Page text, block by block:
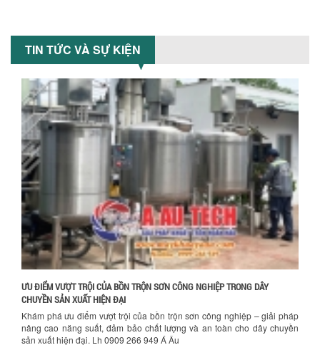
TIN TỨC VÀ SỰ KIỆN
ƯU ĐIỂM VƯỢT TRỘI CỦA BỒN TRỘN SƠN CÔNG NGHIỆP TRONG DÂY
CHUYỀN SẢN XUẤT HIỆN ĐẠI
Khám phá ưu điểm vượt trội của bồn trộn sơn công nghiệp – giải pháp
nâng cao năng suất, đảm bảo chất lượng và an toàn cho dây chuyền
sản xuất hiện đại. Lh 0909 266 949 Á Âu
trộn các loại bột khô trong các ngành...
VÌ SAO DOANH NGHIỆP NÊN CHỌN MÁY
NGHIỀN MÀU SƠN Á ÂU?
Khám phá lý do doanh nghiệp nên
chọn máy nghiền màu sơn Á Âu: hiệu
suất cao, kiểm soát nhiệt tốt, tiết kiệm
ƯU ĐÃI ĐẶC BIỆT: GIÁ MÁY KHUẤY SƠN
CÔNG NGHIỆP GIẢM SỐC
Ưu đãi đặc biệt: Giá máy khuấy sơn
công nghiệp giảm sốc lên đến 20%.
Tiết kiệm chi phí, nhận ngay máy
khuấy...
TỐI ƯU CHI PHÍ SẢN XUẤT VỚI MÁY TRỘN
Khám phá cách máy trộn sơn công
nghiệp giúp doanh nghiệp tiết kiệm
nguyên liệu, nhân công và chi phí vận